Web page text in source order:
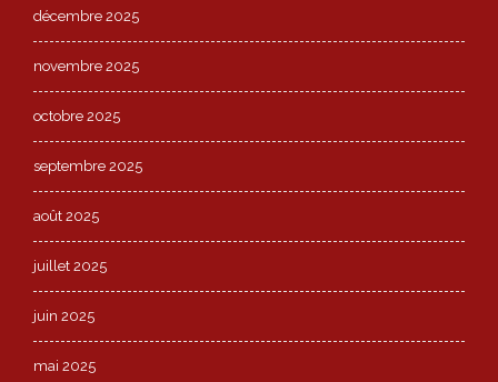
décembre 2025
novembre 2025
octobre 2025
septembre 2025
août 2025
juillet 2025
juin 2025
mai 2025